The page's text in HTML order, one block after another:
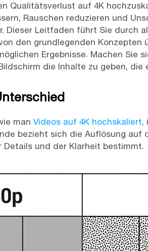
Qualitätsverlust auf 4K
Rauschen reduzieren und
Dieser Leitfaden führt Sie durch
den grundlegenden
Ergebnisse. Machen Sie
die Inhalte zu geben, die
man Videos auf 4K hochskaliert,
bezieht sich die Auflösung auf
Details und der Klarheit bestimmt.